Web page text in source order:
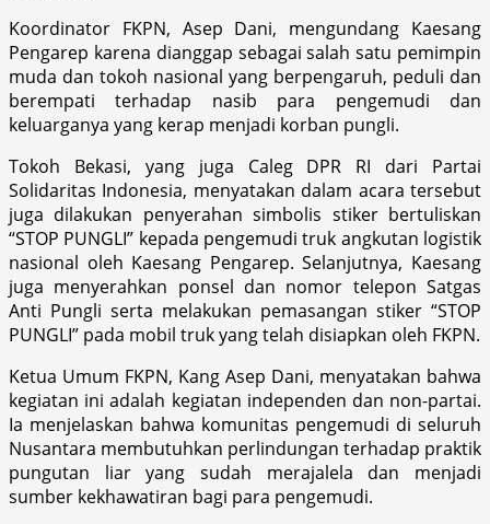
Koordinator FKPN, Asep Dani, mengundang Kaesang
Pengarep karena dianggap sebagai salah satu pemimpin
muda dan tokoh nasional yang berpengaruh, peduli dan
berempati terhadap nasib para pengemudi dan
keluarganya yang kerap menjadi korban pungli.
Tokoh Bekasi, yang juga Caleg DPR RI dari Partai
Solidaritas Indonesia, menyatakan dalam acara tersebut
juga dilakukan penyerahan simbolis stiker bertuliskan
“STOP PUNGLI” kepada pengemudi truk angkutan logistik
nasional oleh Kaesang Pengarep. Selanjutnya, Kaesang
juga menyerahkan ponsel dan nomor telepon Satgas
Anti Pungli serta melakukan pemasangan stiker “STOP
PUNGLI” pada mobil truk yang telah disiapkan oleh FKPN.
Ketua Umum FKPN, Kang Asep Dani, menyatakan bahwa
kegiatan ini adalah kegiatan independen dan non-partai.
Ia menjelaskan bahwa komunitas pengemudi di seluruh
Nusantara membutuhkan perlindungan terhadap praktik
pungutan liar yang sudah merajalela dan menjadi
sumber kekhawatiran bagi para pengemudi.